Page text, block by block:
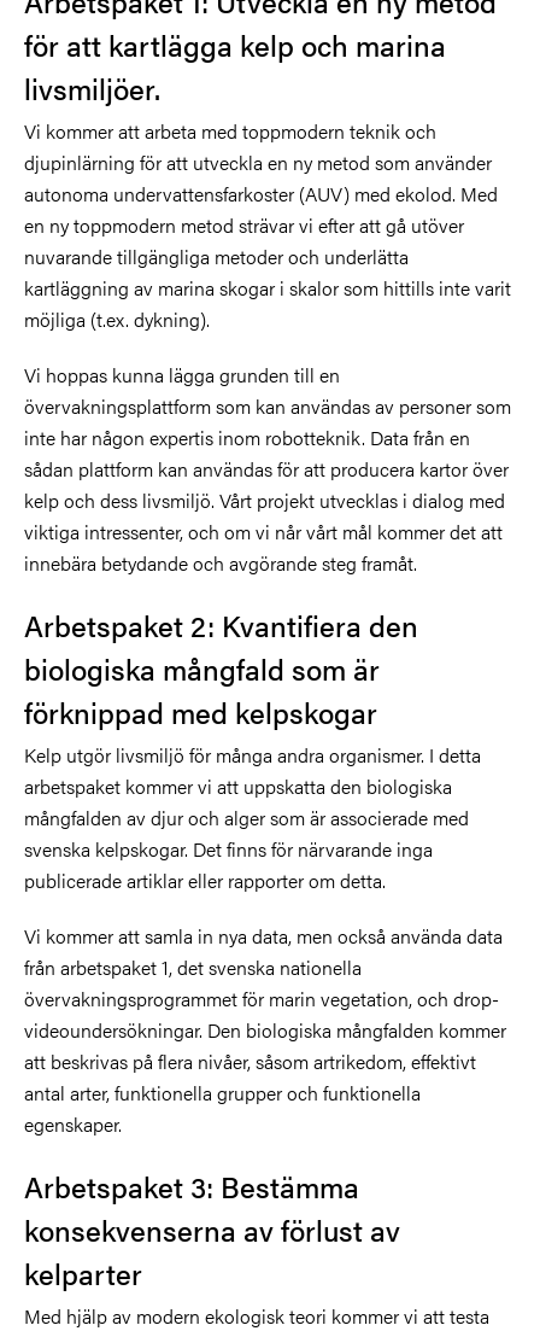
för att kartlägga kelp och marina
livsmiljöer.
Vi kommer att arbeta med toppmodern teknik och
djupinlärning för att utveckla en ny metod som använder
autonoma undervattensfarkoster (AUV) med ekolod. Med
en ny toppmodern metod strävar vi efter att gå utöver
nuvarande tillgängliga metoder och underlätta
kartläggning av marina skogar i skalor som hittills inte varit
möjliga (t.ex. dykning).
Vi hoppas kunna lägga grunden till en
övervakningsplattform som kan användas av personer som
inte har någon expertis inom robotteknik. Data från en
sådan plattform kan användas för att producera kartor över
kelp och dess livsmiljö. Vårt projekt utvecklas i dialog med
viktiga intressenter, och om vi når vårt mål kommer det att
innebära betydande och avgörande steg framåt.
Arbetspaket 2: Kvantifiera den
biologiska mångfald som är
förknippad med kelpskogar
Kelp utgör livsmiljö för många andra organismer. I detta
arbetspaket kommer vi att uppskatta den biologiska
mångfalden av djur och alger som är associerade med
svenska kelpskogar. Det finns för närvarande inga
publicerade artiklar eller rapporter om detta.
Vi kommer att samla in nya data, men också använda data
från arbetspaket 1, det svenska nationella
övervakningsprogrammet för marin vegetation, och drop-
videoundersökningar. Den biologiska mångfalden kommer
att beskrivas på flera nivåer, såsom artrikedom, effektivt
antal arter, funktionella grupper och funktionella
egenskaper.
Arbetspaket 3: Bestämma
konsekvenserna av förlust av
kelparter
Med hjälp av modern ekologisk teori kommer vi att testa